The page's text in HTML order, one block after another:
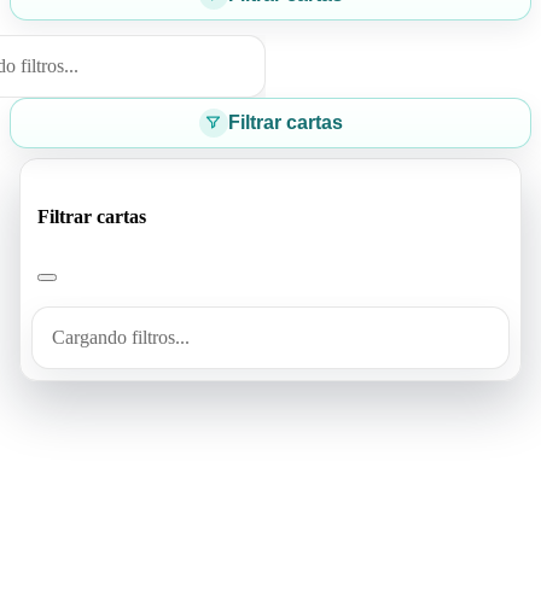
filtros...
Filtrar cartas
Filtrar cartas
Cargando filtros...